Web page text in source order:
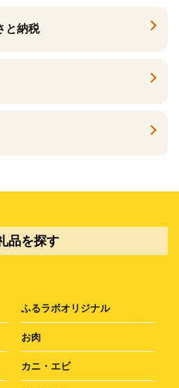
と納税
品を探す
ふるラボオリジナル
お肉
カニ・エビ